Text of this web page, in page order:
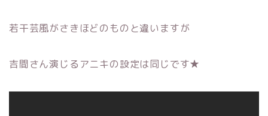
若干芸風がさきほどのものと違いますが
吉間さん演じるアニキの設定は同じです★